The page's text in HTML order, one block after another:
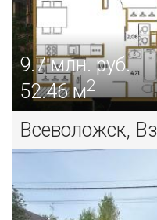
9.7млн. руб.
52.46 м2
Всеволожск,